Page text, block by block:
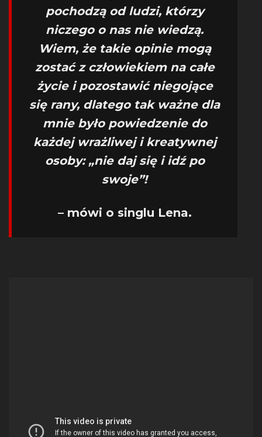
pochodzą od ludzi, którzy
niczego o nas nie wiedzą.
Wiem, że takie opinie mogą
zostać z człowiekiem na całe
życie i pozostawić niegojące
się rany, dlatego tak ważne dla
mnie było powiedzenie do
każdej wrażliwej i kreatywnej
osoby: „nie daj się i idź po
swoje”!
– mówi o singlu Lena.